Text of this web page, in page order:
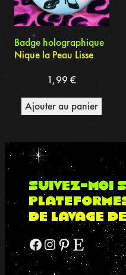
Badge holographique
Nique la Peau Lisse
1,99€
Ajouter au panier
suivez-moi
de lavage
Facebook InstagramPinterest Etsy